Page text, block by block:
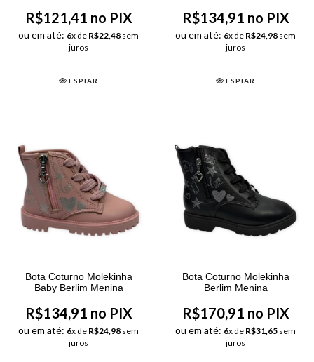
R$121,41 no PIX
ou em até: 6x de R$22,48 sem
juros
ESPIAR
R$134,91 no PIX
ou em até: 6x de R$24,98 sem
juros
ESPIAR
Bota Coturno Molekinha
Baby Berlim Menina
R$134,91 no PIX
ou em até: 6x de R$24,98 sem
juros
Bota Coturno Molekinha
Berlim Menina
R$170,91 no PIX
ou em até: 6x de R$31,65 sem
juros